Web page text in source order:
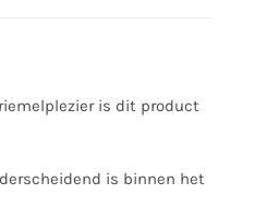
is dit product
is binnen het